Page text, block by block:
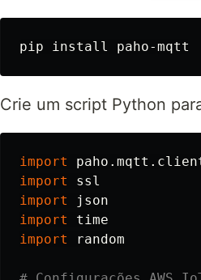
pip install
Crie um script Python
import
import
ssl
import
json
import
time
import
random